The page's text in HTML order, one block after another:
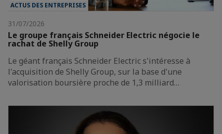
ACTUS DES ENTREPRISES
31/07/2026
Le groupe français Schneider Electric négocie le
rachat de Shelly Group
Le géant français Schneider Electric s'intéresse à
l'acquisition de Shelly Group, sur la base d'une
valorisation boursière proche de 1,3 milliard…